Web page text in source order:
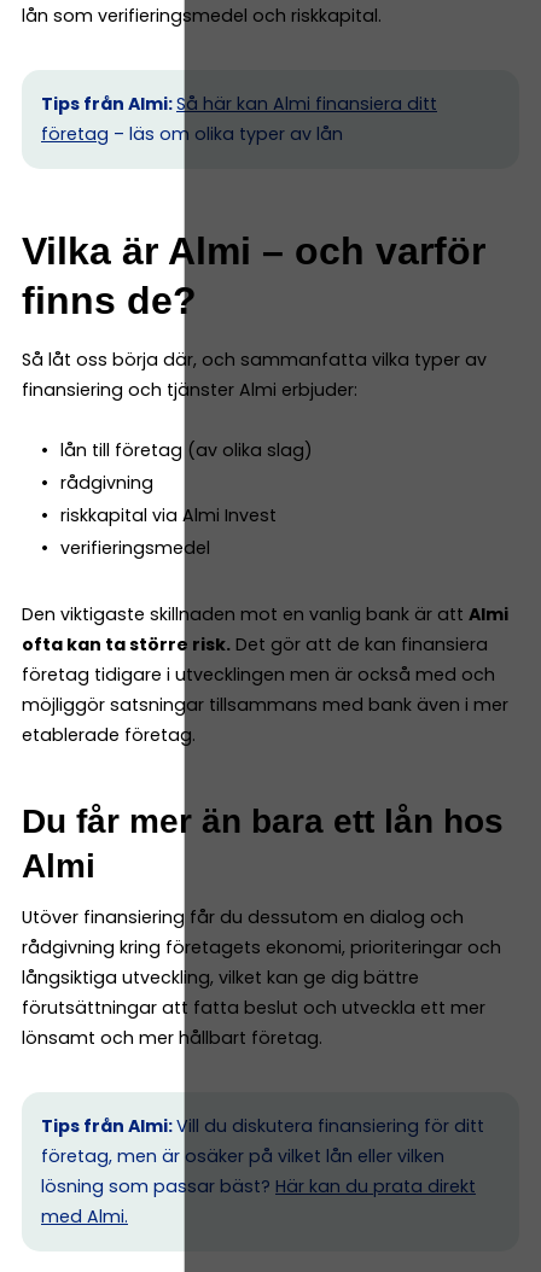
lån som verifieringsmedel och riskkapital.
Tips från Almi:Så här kan Almi finansiera ditt
företag – läs om olika typer av lån
Vilka är Almi – och varför
finns de?
Så låt oss börja där, och sammanfatta vilka typer av
finansiering och tjänster Almi erbjuder:
lån till företag (av olika slag)
rådgivning
riskkapital via Almi Invest
verifieringsmedel
Den viktigaste skillnaden mot en vanlig bank är att Almi
ofta kan ta större risk. Det gör att de kan finansiera
företag tidigare i utvecklingen men är också med och
möjliggör satsningar tillsammans med bank även i mer
etablerade företag.
Du får mer än bara ett lån hos
Almi
Utöver finansiering får du dessutom en dialog och
rådgivning kring företagets ekonomi, prioriteringar och
långsiktiga utveckling, vilket kan ge dig bättre
förutsättningar att fatta beslut och utveckla ett mer
lönsamt och mer hållbart företag.
Tips från Almi:Vill du diskutera finansiering för ditt
företag, men är osäker på vilket lån eller vilken
lösning som passar bäst? Här kan du prata direkt
med Almi.